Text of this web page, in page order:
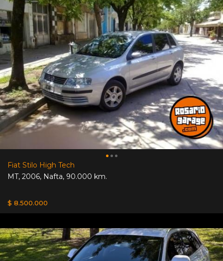
Fiat Stilo High Tech
MT, 2006, Nafta, 90.000 km.
$ 8.500.000